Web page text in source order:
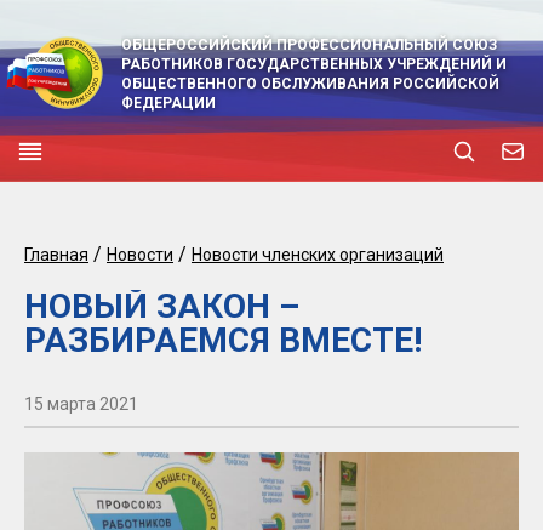
ОБЩЕРОССИЙСКИЙ ПРОФЕССИОНАЛЬНЫЙ СОЮЗ
РАБОТНИКОВ ГОСУДАРСТВЕННЫХ УЧРЕЖДЕНИЙ И
ОБЩЕСТВЕННОГО ОБСЛУЖИВАНИЯ РОССИЙСКОЙ
ФЕДЕРАЦИИ
Главная / Новости / Новости членских организаций
НОВЫЙ ЗАКОН –
РАЗБИРАЕМСЯ ВМЕСТЕ!
15 марта 2021